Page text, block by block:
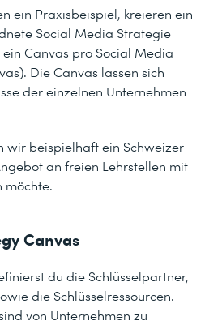
ein Praxisbeispiel, kreieren ein
Social Media Strategie
Canvas pro Social Media
Die Canvas lassen sich
der einzelnen Unternehmen
wir beispielhaft ein Schweizer
an freien Lehrstellen mit
möchte.
Canvas
du die Schlüsselpartner,
die Schlüsselressourcen.
von Unternehmen zu